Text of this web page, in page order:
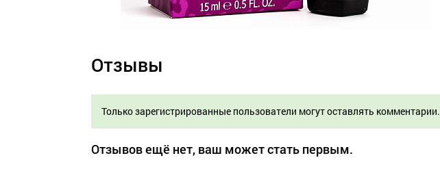
Отзывы
Только зарегистрированные пользователи могут оставлять комментарии.
Отзывов ещё нет, ваш может стать первым.